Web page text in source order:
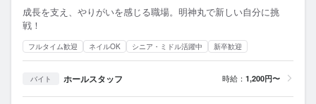
成長を支え、やりがいを感じる職場。明神丸で新しい自分に挑
戦！
フルタイム歓迎 ネイルOK シニア・ミドル活躍中 新卒歓迎
バイト ホールスタッフ 時給： 1,200円〜